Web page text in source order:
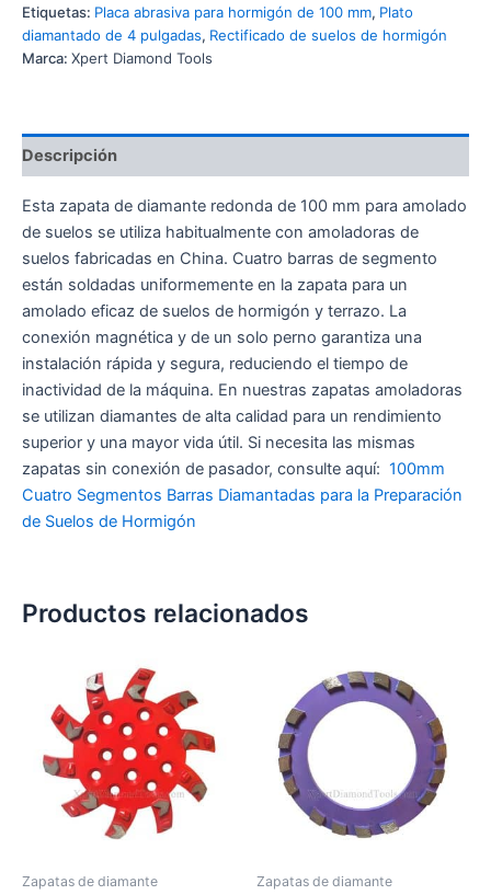
Etiquetas: Placa abrasiva para hormigón de 100 mm, Plato
diamantado de 4 pulgadas, Rectificado de suelos de hormigón
Marca: Xpert Diamond Tools
Descripción
Esta zapata de diamante redonda de 100 mm para amolado
de suelos se utiliza habitualmente con amoladoras de
suelos fabricadas en China. Cuatro barras de segmento
están soldadas uniformemente en la zapata para un
amolado eficaz de suelos de hormigón y terrazo. La
conexión magnética y de un solo perno garantiza una
instalación rápida y segura, reduciendo el tiempo de
inactividad de la máquina. En nuestras zapatas amoladoras
se utilizan diamantes de alta calidad para un rendimiento
superior y una mayor vida útil. Si necesita las mismas
zapatas sin conexión de pasador, consulte aquí: 100mm
Cuatro Segmentos Barras Diamantadas para la Preparación
de Suelos de Hormigón
Productos relacionados
Zapatas de diamante Zapatas de diamante